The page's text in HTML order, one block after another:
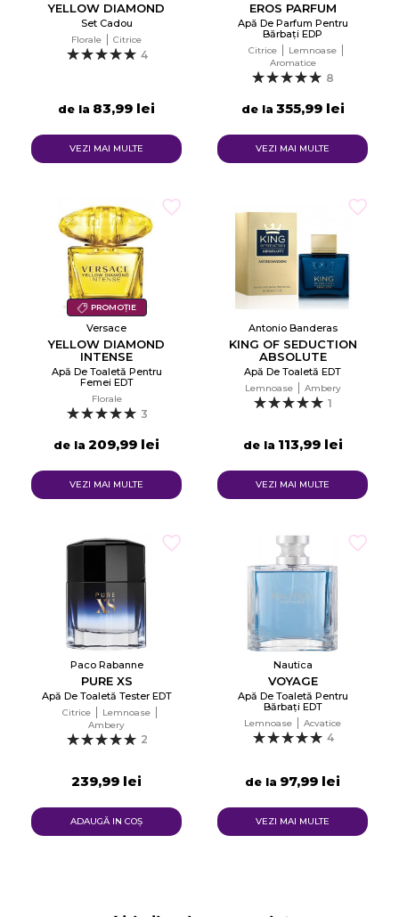
YELLOW DIAMOND
Set Cadou
Florale Citrice
4
de la 83,99 lei
VEZI MAI MULTE
EROS PARFUM
Apă De Parfum Pentru
Bărbați EDP
Citrice
Lemnoase
Aromatice
8
de la 355,99 lei
VEZI MAI MULTE
PROMOȚIE
Versace
YELLOW DIAMOND
INTENSE
Apă De Toaletă Pentru
Femei EDT
Florale
3
de la 209,99 lei
VEZI MAI MULTE
Antonio Banderas
KING OF SEDUCTION
ABSOLUTE
Apă De Toaletă EDT
Lemnoase Ambery
1
de la 113,99 lei
VEZI MAI MULTE
Paco Rabanne
PURE XS
Apă De Toaletă Tester EDT
Citrice
Lemnoase
Ambery
2
239,99 lei
ADAUGĂ IN COŞ
Nautica
VOYAGE
Apă De Toaletă Pentru
Bărbați EDT
Lemnoase Acvatice
4
de la 97,99 lei
VEZI MAI MULTE